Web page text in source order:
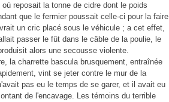
reposait la tonne de cidre dont le poids
que le fermier poussait celle-ci pour la faire
un cric placé sous le véhicule ; a cet effet,
passer le fût dans le câble de la poulie, le
alors une secousse violente.
la charrette bascula brusquement, entraînée
vint se jeter contre le mur de la
pas eu le temps de se garer, et il avait eu
de l'encavage. Les témoins du terrible